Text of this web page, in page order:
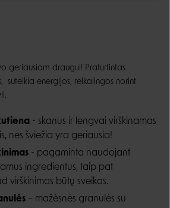
geriausiam draugui! Praturtintas
suteikia energijos, reikalingos norint
- skanus ir lengvai virškinamas
nes šviežia yra geriausia!
- pagaminta naudojant
ingredientus, taip pat
virškinimas būtų sveikas.
– mažėsnės granulės su